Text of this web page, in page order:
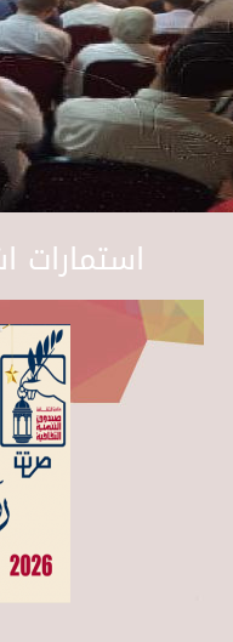
استمارات